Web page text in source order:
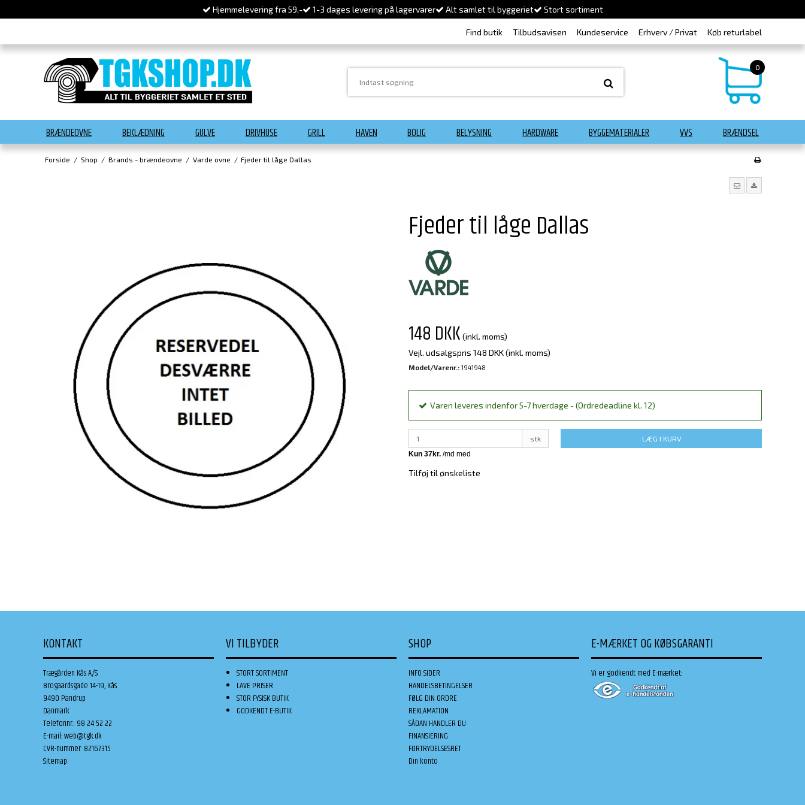
Hjemmelevering fra 59,- 1-3 dages levering på lagervarer Alt samlet til byggeriet Stort sortiment
Find butik Tilbudsavisen Kundeservice Erhverv / Privat Køb returlabel
0
BRÆNDEOVNE BEKLÆDNING GULVE DRIVHUSE GRILL HAVEN BOLIG BELYSNING HARDWARE BYGGEMATERIALER VVS BRÆNDSEL
Forside / Shop / Brands - brændeovne / Varde ovne / Fjeder til låge Dallas
Fjeder til låge Dallas
148 DKK (inkl. moms)
Vejl. udsalgspris 148 DKK(inkl. moms)
Model/Varenr.: 1941948
Varen leveres indenfor 5-7 hverdage - (Ordredeadline kl. 12)
stk LÆG I KURV
Tilføj til ønskeliste
KONTAKT
Trægården Kås A/S
Brogaardsgade 14-19, Kås
9490 Pandrup
Danmark
Telefonnr.: 98 24 52 22
E-mail:web@tgk.dk
CVR-nummer: 82167315
Sitemap
VI TILBYDER
STORT SORTIMENT
LAVE PRISER
STOR FYSISK BUTIK
GODKENDT E-BUTIK
SHOP
INFO SIDER
HANDELSBETINGELSER
FØLG DIN ORDRE
REKLAMATION
SÅDAN HANDLER DU
FINANSIERING
FORTRYDELSESRET
Din konto
E-MÆRKET OG KØBSGARANTI
Vi er godkendt med E-mærket: